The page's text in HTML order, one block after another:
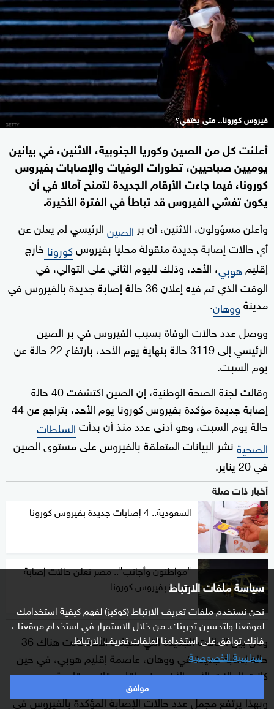
سياسة ملفات الارتباط
نحن نستخدم ملفات تعريف الارتباط (كوكيز) لفهم كيفية استخدامك
لموقعنا ولتحسين تجربتك. من خلال الاستمرار في استخدام موقعنا ،
فإنك توافق على استخدامنا لملفات تعريف الارتباط.
سياسية الخصوصية
موافق
فيروس كورونا.. متى يختفي؟
أعلنت كل من الصين وكوريا الجنوبية، الاثنين، في بيانين
يوميين صباحيين، تطورات الوفيات والإصابات بفيروس
كورونا، فيما جاءت الأرقام الجديدة لتمنح آمالا في أن
يكون تفشي الفيروس قد تباطأ في الفترة الأخيرة.
وأعلن مسؤولون، الاثنين، أن بر الصينالرئيسي لم يعلن عن
أي حالات إصابة جديدة منقولة محليا بفيروسكورونا خارج
إقليمهوبي، الأحد، وذلك لليوم الثاني على التوالي، في
الوقت الذي تم فيه إعلان 36 حالة إصابة جديدة بالفيروس في
مدينةووهان.
ووصل عدد حالات الوفاة بسبب الفيروس في بر الصين
الرئيسي إلى 3119 حالة بنهاية يوم الأحد، بارتفاع 22 حالة عن
يوم السبت.
وقالت لجنة الصحة الوطنية، إن الصين اكتشفت 40 حالة
إصابة جديدة مؤكدة بفيروس كورونا يوم الأحد، بتراجع عن 44
حالة يوم السبت، وهو أدنى عدد منذ أن بدأتالسلطات
الصحيةنشر البيانات المتعلقة بالفيروس على مستوى الصين
في 20 يناير.
أخبار ذات صلة
السعودية.. 4 إصابات جديدة بفيروس كورونا
"مواطنون وأجانب".. مصر تعلن حالات إصابة
جديدة بفيروس كورونا
ومن بين الحالات الجديدة التي سجلت الأحد كانت هناك 36
حالة إصابة جديدة في ووهان، عاصمة إقليم هوبي، في حين
كانت الحالات الأربع الأخرى في إقليم قانسو قادمة منإيران.
وبهذا يرتفع مجمل عدد حالات الإصابة المؤكدة بالفيروس في